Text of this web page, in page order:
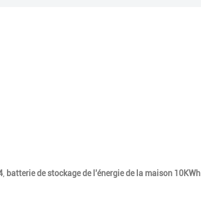
batterie de stockage de l'énergie de la maison 10KWh